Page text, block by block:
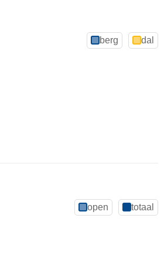
berg dal
open totaal